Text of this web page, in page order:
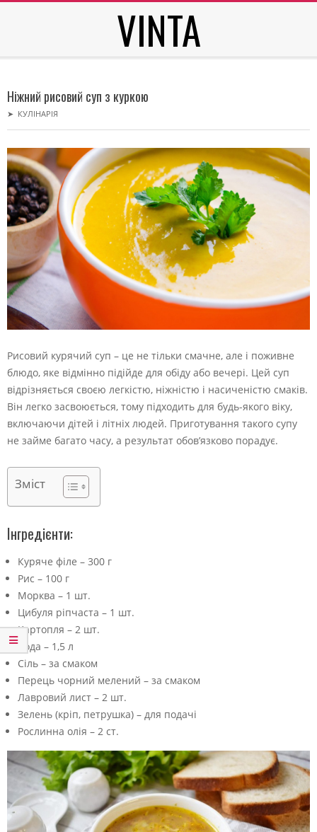
VINTA
Menu
Ніжний рисовий суп з куркою
➤ КУЛІНАРІЯ
Рисовий курячий суп – це не тільки смачне, але і поживне
блюдо, яке відмінно підійде для обіду або вечері. Цей суп
відрізняється своєю легкістю, ніжністю і насиченістю смаків.
Він легко засвоюється, тому підходить для будь-якого віку,
включаючи дітей і літніх людей. Приготування такого супу
не займе багато часу, а результат обов’язково порадує.
Зміст
Інгредієнти:
Куряче філе – 300 г
Рис – 100 г
Морква – 1 шт.
Цибуля ріпчаста – 1 шт.
Картопля – 2 шт.
Вода – 1,5 л
Сіль – за смаком
Перець чорний мелений – за смаком
Лавровий лист – 2 шт.
Зелень (кріп, петрушка) – для подачі
Рослинна олія – 2 ст.